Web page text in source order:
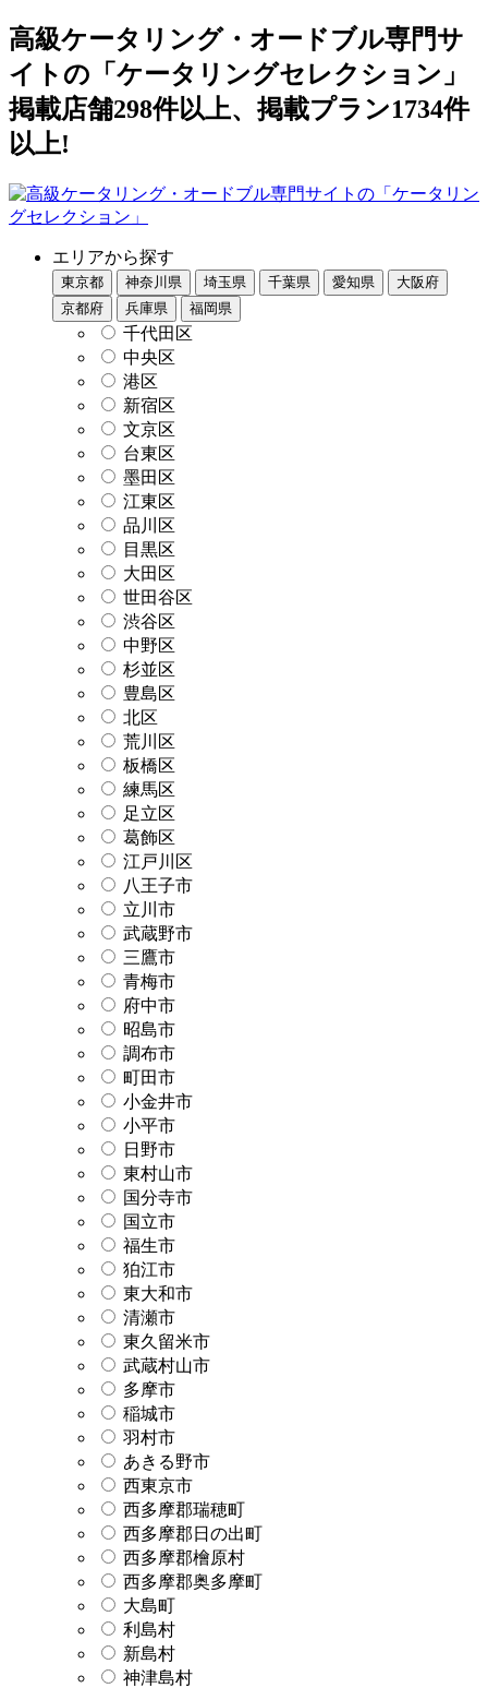
高級ケータリング・オードブル専門サ
イトの「ケータリングセレクション」
掲載店舗298件以上、掲載プラン1734件
以上!
エリアから探す
東京都 神奈川県 埼玉県 千葉県 愛知県
大阪府
京都府
兵庫県 福岡県
千代田区
中央区
港区
新宿区
文京区
台東区
墨田区
江東区
品川区
目黒区
大田区
世田谷区
渋谷区
中野区
杉並区
豊島区
北区
荒川区
板橋区
練馬区
足立区
葛飾区
江戸川区
八王子市
立川市
武蔵野市
三鷹市
青梅市
府中市
昭島市
調布市
町田市
小金井市
小平市
日野市
東村山市
国分寺市
国立市
福生市
狛江市
東大和市
清瀬市
東久留米市
武蔵村山市
多摩市
稲城市
羽村市
あきる野市
西東京市
西多摩郡瑞穂町
西多摩郡日の出町
西多摩郡檜原村
西多摩郡奥多摩町
大島町
利島村
新島村
神津島村